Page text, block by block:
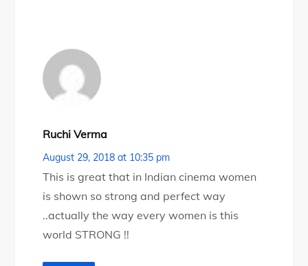
Ruchi Verma
August 29, 2018 at 10:35 pm
This is great that in Indian cinema women
is shown so strong and perfect way
..actually the way every women is this
world STRONG !!